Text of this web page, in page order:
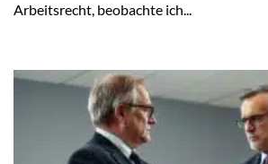
Arbeitsrecht, beobachte ich...